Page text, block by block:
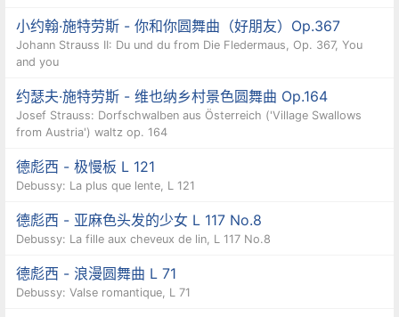
小约翰·施特劳斯 - 你和你圆舞曲（好朋友）Op.367
Johann Strauss II: Du und du from Die Fledermaus, Op. 367, You
and you
约瑟夫·施特劳斯 - 维也纳乡村景色圆舞曲 Op.164
Josef Strauss: Dorfschwalben aus Österreich ('Village Swallows
from Austria') waltz op. 164
德彪西 - 极慢板 L 121
Debussy: La plus que lente, L 121
德彪西 - 亚麻色头发的少女 L 117 No.8
Debussy: La fille aux cheveux de lin, L 117 No.8
德彪西 - 浪漫圆舞曲 L 71
Debussy: Valse romantique, L 71